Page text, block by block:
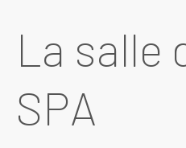
La salle
SPA